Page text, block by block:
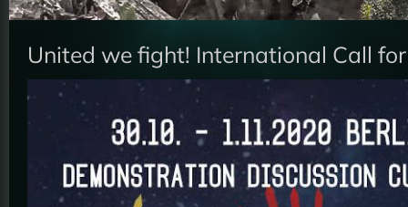
United we fight! International Call